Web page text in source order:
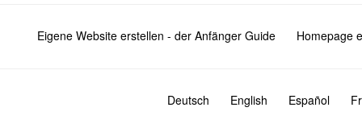
Eigene Website erstellen - der Anfänger Guide Homepage
Deutsch English Español